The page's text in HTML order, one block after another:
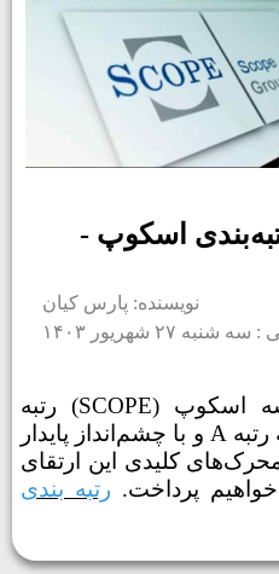
اسکوپ -
نویسنده: پارس کیان
۲۷ شهریور ۱۴۰۳
) رتبه
رتبه
A و با چشم‌­انداز پایدار
محرک‌­های کلیدی این ارتقای
پرداخت. رتبه بندی